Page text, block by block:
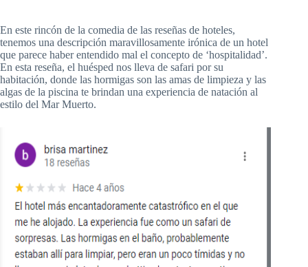
En este rincón de la comedia de las reseñas de hoteles,
tenemos una descripción maravillosamente irónica de un hotel
que parece haber entendido mal el concepto de ‘hospitalidad’.
En esta reseña, el huésped nos lleva de safari por su
habitación, donde las hormigas son las amas de limpieza y las
algas de la piscina te brindan una experiencia de natación al
estilo del Mar Muerto.